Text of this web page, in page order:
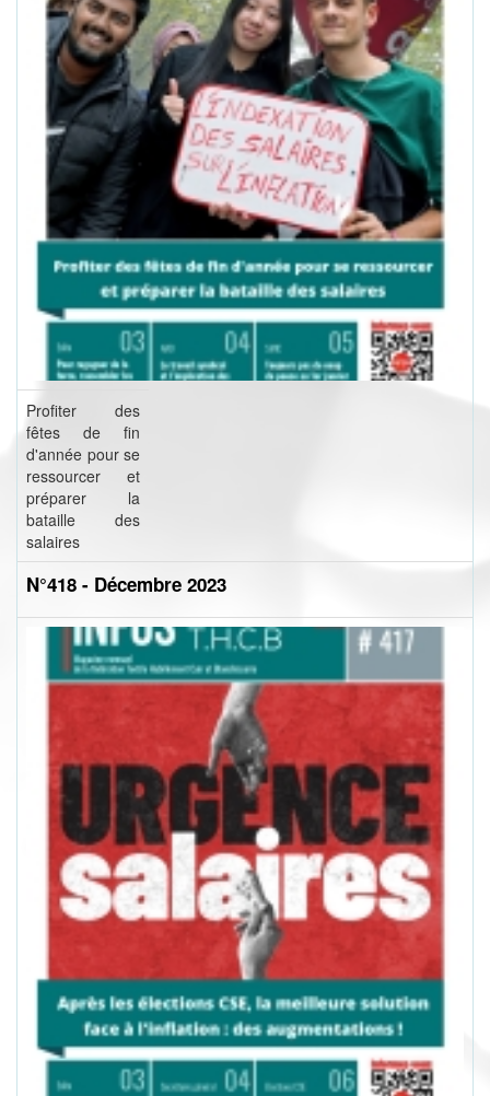
Profiter des
fêtes de fin
d'année pour se
ressourcer et
préparer la
bataille des
salaires
N°418 - Décembre 2023